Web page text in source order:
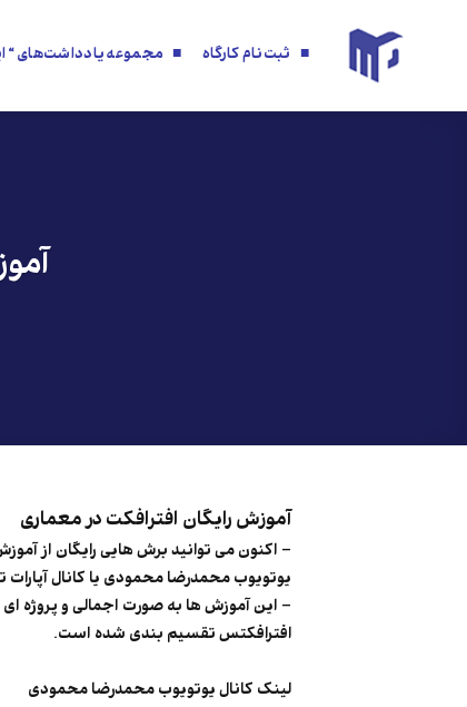
■ ثبت‌نام کارگاه ■ مجموعه یادداشت‌های
آموزش رایگان افترافکت در معماری
– اکنون می توانید برش هایی رایگان از
یوتویوب محمدرضا محمودی یا کانال آپارات
– این آموزش ها به صورت اجمالی و پروژه
افترافکتس تقسیم بندی شده است.
لینک کانال یوتویوب محمدرضا محمودی